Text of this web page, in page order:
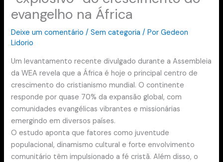
evangelho na África
Deixe um comentário /Sem categoria / PorGedeon
Lidorio
Um levantamento recente divulgado durante a Assembleia
da WEA revela que a África é hoje o principal centro de
crescimento do cristianismo mundial. O continente
responde por quase 70% da expansão global, com
comunidades evangélicas vibrantes e missionárias
emergindo em diversos países.
O estudo aponta que fatores como juventude
populacional, dinamismo cultural e forte envolvimento
comunitário têm impulsionado a fé cristã. Além disso, o